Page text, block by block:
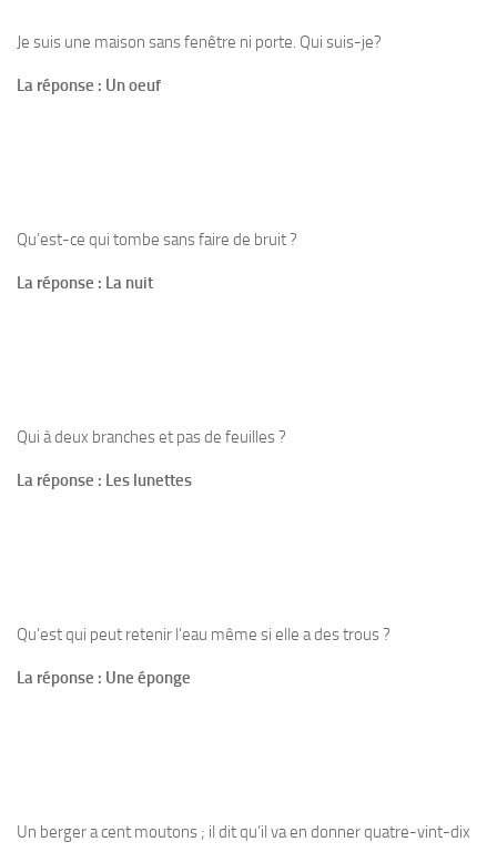
Je suis une maison sans fenêtre ni porte. Qui suis-je?
La réponse : Un oeuf
Qu’est-ce qui tombe sans faire de bruit ?
La réponse : La nuit
Qui à deux branches et pas de feuilles ?
La réponse : Les lunettes
Qu’est qui peut retenir l’eau même si elle a des trous ?
La réponse : Une éponge
Un berger a cent moutons ; il dit qu’il va en donner quatre-vint-dix